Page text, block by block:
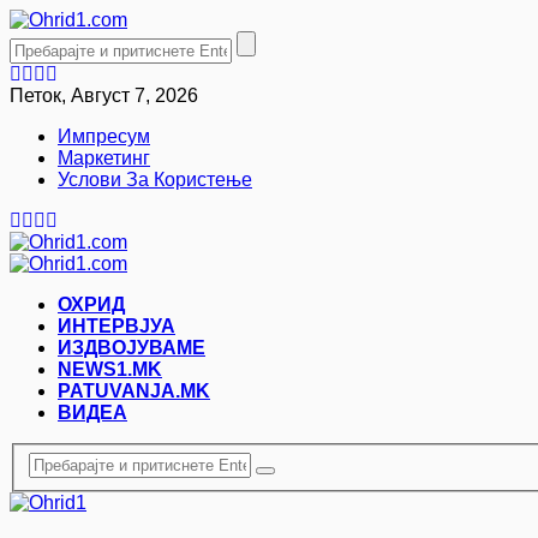
Петок, Август 7, 2026
Импресум
Маркетинг
Услови За Користење
ОХРИД
ИНТЕРВЈУА
ИЗДВОЈУВАМЕ
NEWS1.MK
PATUVANJA.MK
ВИДЕА